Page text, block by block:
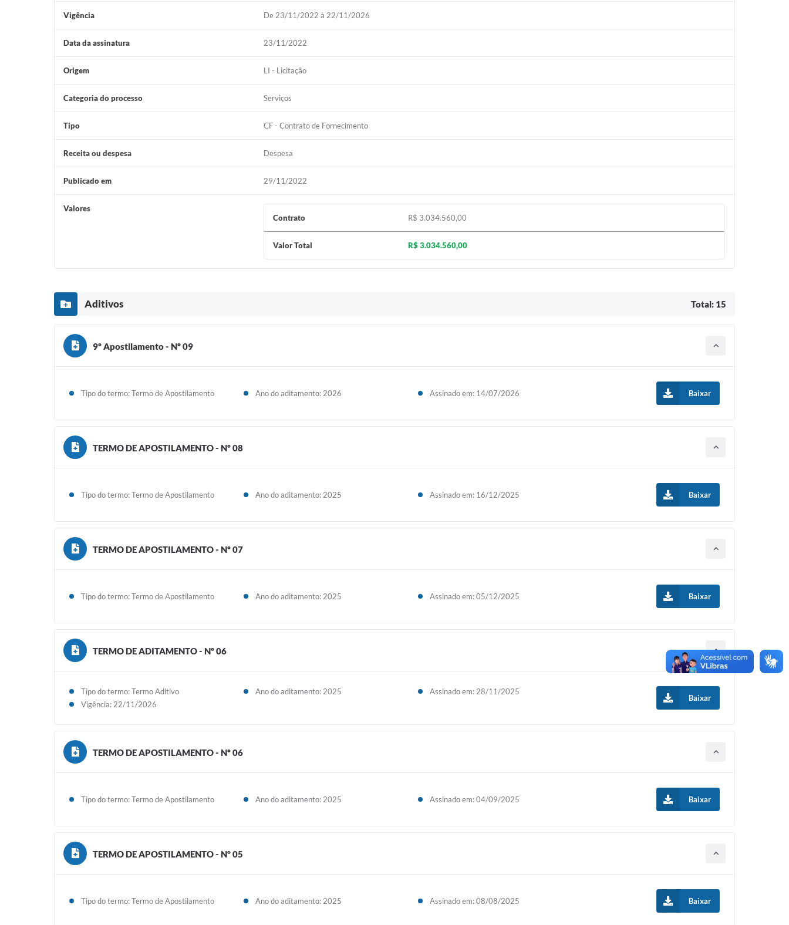
Vigência De 23/11/2022 à 22/11/2026
Data da assinatura 23/11/2022
Origem LI - Licitação
Categoria do processo Serviços
Tipo CF - Contrato de Fornecimento
Receita ou despesa Despesa
Publicado em 29/11/2022
Valores
Contrato
R$ 3.034.560,00
Valor Total R$ 3.034.560,00
Aditivos Total: 15
9º Apostilamento - Nº 09
Tipo do termo: Termo de Apostilamento Ano do aditamento: 2026 Assinado em: 14/07/2026 Baixar
TERMO DE APOSTILAMENTO - Nº 08
Tipo do termo: Termo de Apostilamento Ano do aditamento: 2025 Assinado em: 16/12/2025 Baixar
TERMO DE APOSTILAMENTO - Nº 07
Tipo do termo: Termo de Apostilamento Ano do aditamento: 2025 Assinado em: 05/12/2025 Baixar
TERMO DE ADITAMENTO - Nº 06
Tipo do termo: Termo Aditivo Ano do aditamento: 2025
Assinado em: 28/11/2025
Vigência: 22/11/2026
Baixar
TERMO DE APOSTILAMENTO - Nº 06
Tipo do termo: Termo de Apostilamento Ano do aditamento: 2025 Assinado em: 04/09/2025 Baixar
TERMO DE APOSTILAMENTO - Nº 05
Tipo do termo: Termo de Apostilamento Ano do aditamento: 2025 Assinado em: 08/08/2025 Baixar